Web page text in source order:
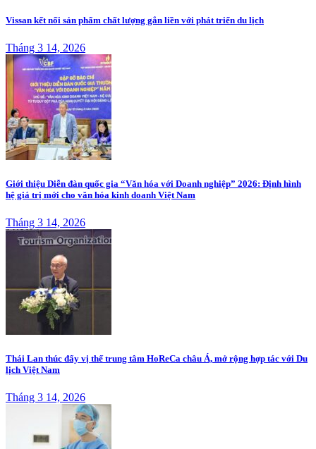
Vissan kết nối sản phẩm chất lượng gắn liền với phát triển du lịch
Tháng 3 14, 2026
Giới thiệu Diễn đàn quốc gia “Văn hóa với Doanh nghiệp” 2026: Định hình
hệ giá trị mới cho văn hóa kinh doanh Việt Nam
Tháng 3 14, 2026
Thái Lan thúc đẩy vị thế trung tâm HoReCa châu Á, mở rộng hợp tác với Du
lịch Việt Nam
Tháng 3 14, 2026